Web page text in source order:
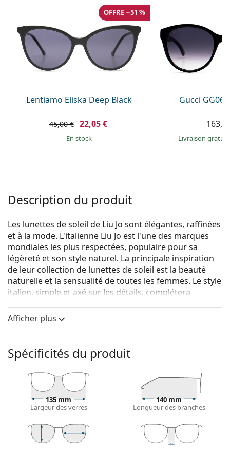
Prada
Toutes les marques
Lentiamo Eliska Deep Black
OFFRE −51 %
45,00 € 22,05 €
en stock
Gucci
Livraison
Description du produit
Les lunettes de soleil de Liu Jo sont élégantes, raffinées
et à la mode. L'italienne Liu Jo est l'une des marques
mondiales les plus respectées, populaire pour sa
légèreté et son style naturel. La principale inspiration
de leur collection de lunettes de soleil est la beauté
naturelle et la sensualité de toutes les femmes. Le style
italien, simple et axé sur les détails, complétera
Liu Jo LJ711S 001 53
Voyez à quoi vous ressemblez avec ces lunettes de
soleil grâce à la fonction d'essayage virtuel de
Lentiamo.
Monture de lunettes de soleil
La couleur noire de la monture s'accorde
cheveux blonds clairs, châtains clairs ou noirs.
Les montures de lunettes de soleil Cat Eyesont un
Afficher plus
Spécificités du produit
135 mm
Largeur des verres
140 mm
Longueur des branches